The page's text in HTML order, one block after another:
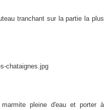
tranchant sur la partie la plus
pleine d'eau et porter à